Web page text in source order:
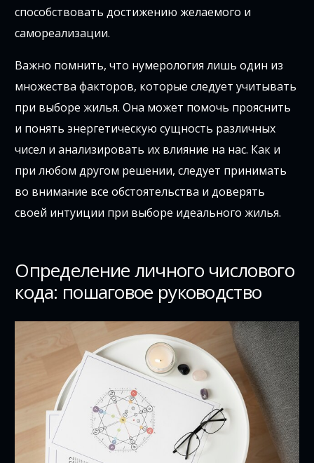
способствовать достижению желаемого и
самореализации.
Важно помнить, что нумерология лишь один из
множества факторов, которые следует учитывать
при выборе жилья. Она может помочь прояснить
и понять энергетическую сущность различных
чисел и анализировать их влияние на нас. Как и
при любом другом решении, следует принимать
во внимание все обстоятельства и доверять
своей интуиции при выборе идеального жилья.
Определение личного числового
кода: пошаговое руководство